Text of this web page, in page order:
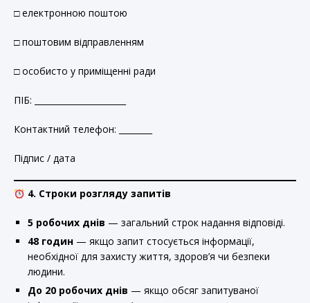
□ електронною поштою
□ поштовим відправленням
□ особисто у приміщенні ради
ПІБ: ______________________
Контактний телефон: ________
Підпис / дата
4. Строки розгляду запитів
5 робочих днів — загальний строк надання відповіді.
48 годин — якщо запит стосується інформації,
необхідної для захисту життя, здоров’я чи безпеки
людини.
До 20 робочих днів — якщо обсяг запитуваної